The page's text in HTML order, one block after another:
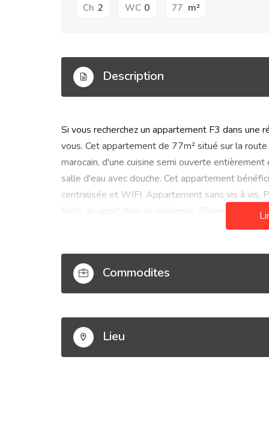
Ch 2 WC 0 77 m²
Description
Si vous recherchez un appartement F3 dans une
vous. Cet appartement de 77m² situé sur la
marocain, d'une cuisine semi ouverte
salle d'eau avec douche. Cet appartement
centralisée et WIFI. Appartement sans vis à vis.
Salle de sport dans la résidence. Piscine. Jardin.
Commodites
Lieu